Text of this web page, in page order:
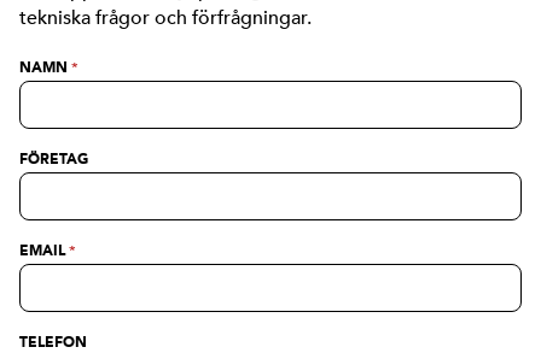
tekniska frågor och förfrågningar.
NAMN *
FÖRETAG
EMAIL*
TELEFON